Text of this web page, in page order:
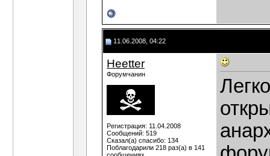
11.06.2008, 04:22
Heetter
Форумчанин
Регистрация: 11.04.2008
Сообщений: 519
Сказал(а) спасибо: 134
Поблагодарили 218 раз(а) в 141